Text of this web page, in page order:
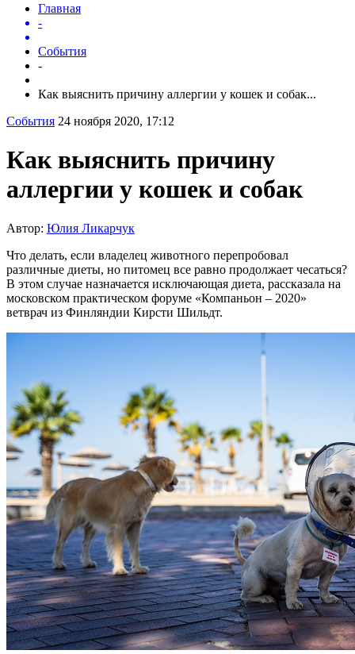
Главная
-
События
-
Как выяснить причину аллергии у кошек и собак...
События 24 ноября 2020, 17:12
Как выяснить причину
аллергии у кошек и собак
Автор: Юлия Ликарчук
Что делать, если владелец животного перепробовал
различные диеты, но питомец все равно продолжает чесаться?
В этом случае назначается исключающая диета, рассказала на
московском практическом форуме «Компаньон – 2020»
ветврач из Финляндии Кирсти Шильдт.